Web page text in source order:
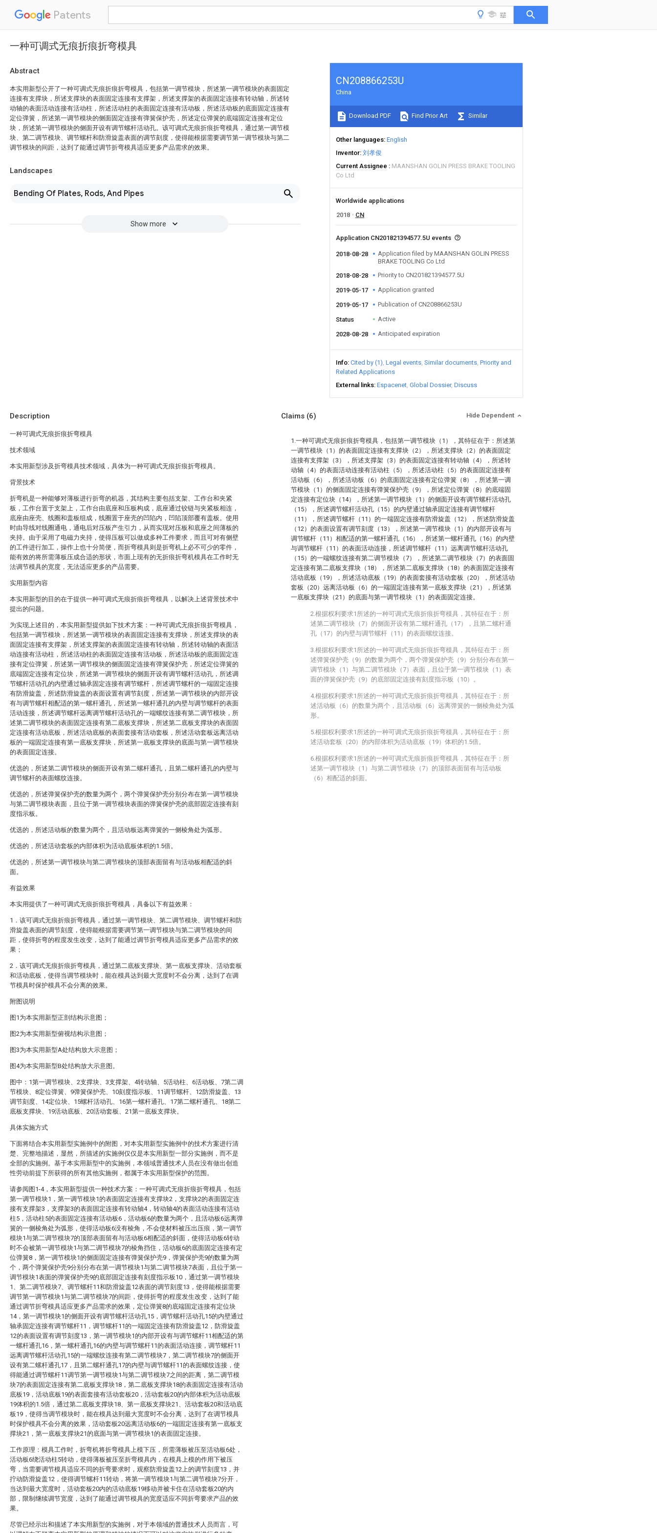
Patents
一种可调式无痕折痕折弯模具
Abstract
本实用新型公开了一种可调式无痕折痕折弯模具，包括第一调节模块，所述第一调节模块的表面固定
连接有支撑块，所述支撑块的表面固定连接有支撑架，所述支撑架的表面固定连接有转动轴，所述转
动轴的表面活动连接有活动柱，所述活动柱的表面固定连接有活动板，所述活动板的底面固定连接有
定位弹簧，所述第一调节模块的侧面固定连接有弹簧保护壳，所述定位弹簧的底端固定连接有定位
块，所述第一调节模块的侧面开设有调节螺杆活动孔。该可调式无痕折痕折弯模具，通过第一调节模
块、第二调节模块、调节螺杆和防滑旋盖表面的调节刻度，使得能根据需要调节第一调节模块与第二
调节模块的间距，达到了能通过调节折弯模具适应更多产品需求的效果。
Landscapes
Bending Of Plates, Rods, And Pipes
Show more
CN208866253U
China
Download PDF Find Prior Art Similar
Other languages English
Inventor 刘孝俊
Current Assignee
MAANSHAN GOLIN PRESS BRAKE TOOLING
Co Ltd
Worldwide applications
2018
CN
Application CN201821394577.5U events
2018-08-28
Application filed by MAANSHAN GOLIN PRESS
BRAKE TOOLING Co Ltd
2018-08-28
Priority to CN201821394577.5U
2019-05-17 Application granted
2019-05-17 Publication of CN208866253U
Status Active
2028-08-28 Anticipated expiration
Info Cited by (1) Legal events Similar documents Priority and
Related Applications
External links Espacenet Global Dossier Discuss
Description
一种可调式无痕折痕折弯模具
技术领域
本实用新型涉及折弯模具技术领域，具体为一种可调式无痕折痕折弯模具。
背景技术
折弯机是一种能够对薄板进行折弯的机器，其结构主要包括支架、工作台和夹紧
板，工作台置于支架上，工作台由底座和压板构成，底座通过铰链与夹紧板相连，
底座由座壳、线圈和盖板组成，线圈置于座壳的凹陷内，凹陷顶部覆有盖板。使用
时由导线对线圈通电，通电后对压板产生引力，从而实现对压板和底座之间薄板的
夹持。由于采用了电磁力夹持，使得压板可以做成多种工件要求，而且可对有侧壁
的工件进行加工，操作上也十分简便，而折弯模具则是折弯机上必不可少的零件，
能有效的将所需薄板压成合适的形状，市面上现有的无折痕折弯机模具在工作时无
法调节模具的宽度，无法适应更多的产品需要。
实用新型内容
本实用新型的目的在于提供一种可调式无痕折痕折弯模具，以解决上述背景技术中
提出的问题。
为实现上述目的，本实用新型提供如下技术方案：一种可调式无痕折痕折弯模具，
包括第一调节模块，所述第一调节模块的表面固定连接有支撑块，所述支撑块的表
面固定连接有支撑架，所述支撑架的表面固定连接有转动轴，所述转动轴的表面活
动连接有活动柱，所述活动柱的表面固定连接有活动板，所述活动板的底面固定连
接有定位弹簧，所述第一调节模块的侧面固定连接有弹簧保护壳，所述定位弹簧的
底端固定连接有定位块，所述第一调节模块的侧面开设有调节螺杆活动孔，所述调
节螺杆活动孔的内壁通过轴承固定连接有调节螺杆，所述调节螺杆的一端固定连接
有防滑旋盖，所述防滑旋盖的表面设置有调节刻度，所述第一调节模块的内部开设
有与调节螺杆相配适的第一螺杆通孔，所述第一螺杆通孔的内壁与调节螺杆的表面
活动连接，所述调节螺杆远离调节螺杆活动孔的一端螺纹连接有第二调节模块，所
述第二调节模块的表面固定连接有第二底板支撑块，所述第二底板支撑块的表面固
定连接有活动底板，所述活动底板的表面套接有活动套板，所述活动套板远离活动
板的一端固定连接有第一底板支撑块，所述第一底板支撑块的底面与第一调节模块
的表面固定连接。
优选的，所述第二调节模块的侧面开设有第二螺杆通孔，且第二螺杆通孔的内壁与
调节螺杆的表面螺纹连接。
优选的，所述弹簧保护壳的数量为两个，两个弹簧保护壳分别分布在第一调节模块
与第二调节模块表面，且位于第一调节模块表面的弹簧保护壳的底部固定连接有刻
度指示板。
优选的，所述活动板的数量为两个，且活动板远离弹簧的一侧棱角处为弧形。
优选的，所述活动套板的内部体积为活动底板体积的1.5倍。
优选的，所述第一调节模块与第二调节模块的顶部表面留有与活动板相配适的斜
面。
有益效果
本实用提供了一种可调式无痕折痕折弯模具，具备以下有益效果：
1．该可调式无痕折痕折弯模具，通过第一调节模块、第二调节模块、调节螺杆和防
滑旋盖表面的调节刻度，使得能根据需要调节第一调节模块与第二调节模块的间
距，使得折弯的程度发生改变，达到了能通过调节折弯模具适应更多产品需求的效
果；
2．该可调式无痕折痕折弯模具，通过第二底板支撑块、第一底板支撑块、活动套板
和活动底板，使得当调节模块时，能在模具达到最大宽度时不会分离，达到了在调
节模具时保护模具不会分离的效果。
附图说明
图1为本实用新型正剖结构示意图；
图2为本实用新型俯视结构示意图；
图3为本实用新型A处结构放大示意图；
图4为本实用新型B处结构放大示意图。
图中：1第一调节模块、2支撑块、3支撑架、4转动轴、5活动柱、6活动板、7第二调
节模块、8定位弹簧、9弹簧保护壳、10刻度指示板、11调节螺杆、12防滑旋盖、13
调节刻度、14定位块、15螺杆活动孔、16第一螺杆通孔、17第二螺杆通孔、18第二
底板支撑块、19活动底板、20活动套板、21第一底板支撑块。
具体实施方式
下面将结合本实用新型实施例中的附图，对本实用新型实施例中的技术方案进行清
楚、完整地描述，显然，所描述的实施例仅仅是本实用新型一部分实施例，而不是
全部的实施例。基于本实用新型中的实施例，本领域普通技术人员在没有做出创造
性劳动前提下所获得的所有其他实施例，都属于本实用新型保护的范围。
请参阅图1-4，本实用新型提供一种技术方案：一种可调式无痕折痕折弯模具，包括
第一调节模块1，第一调节模块1的表面固定连接有支撑块2，支撑块2的表面固定连
接有支撑架3，支撑架3的表面固定连接有转动轴4，转动轴4的表面活动连接有活动
柱5，活动柱5的表面固定连接有活动板6，活动板6的数量为两个，且活动板6远离弹
簧的一侧棱角处为弧形，使得活动板6没有棱角，不会使材料被压出压痕，第一调节
模块1与第二调节模块7的顶部表面留有与活动板6相配适的斜面，使得活动板6转动
时不会被第一调节模块1与第二调节模块7的棱角挡住，活动板6的底面固定连接有定
位弹簧8，第一调节模块1的侧面固定连接有弹簧保护壳9，弹簧保护壳9的数量为两
个，两个弹簧保护壳9分别分布在第一调节模块1与第二调节模块7表面，且位于第一
调节模块1表面的弹簧保护壳9的底部固定连接有刻度指示板10，通过第一调节模块
1、第二调节模块7、调节螺杆11和防滑旋盖12表面的调节刻度13，使得能根据需要
调节第一调节模块1与第二调节模块7的间距，使得折弯的程度发生改变，达到了能
通过调节折弯模具适应更多产品需求的效果，定位弹簧8的底端固定连接有定位块
14，第一调节模块1的侧面开设有调节螺杆活动孔15，调节螺杆活动孔15的内壁通过
轴承固定连接有调节螺杆11，调节螺杆11的一端固定连接有防滑旋盖12，防滑旋盖
12的表面设置有调节刻度13，第一调节模块1的内部开设有与调节螺杆11相配适的第
一螺杆通孔16，第一螺杆通孔16的内壁与调节螺杆11的表面活动连接，调节螺杆11
远离调节螺杆活动孔15的一端螺纹连接有第二调节模块7，第二调节模块7的侧面开
设有第二螺杆通孔17，且第二螺杆通孔17的内壁与调节螺杆11的表面螺纹连接，使
得能通过调节螺杆11调节第一调节模块1与第二调节模块7之间的距离，第二调节模
块7的表面固定连接有第二底板支撑块18，第二底板支撑块18的表面固定连接有活动
底板19，活动底板19的表面套接有活动套板20，活动套板20的内部体积为活动底板
19体积的1.5倍，通过第二底板支撑块18、第一底板支撑块21、活动套板20和活动底
板19，使得当调节模块时，能在模具达到最大宽度时不会分离，达到了在调节模具
时保护模具不会分离的效果，活动套板20远离活动板6的一端固定连接有第一底板支
撑块21，第一底板支撑块21的底面与第一调节模块1的表面固定连接。
工作原理：模具工作时，折弯机将折弯模具上模下压，所需薄板被压至活动板6处，
活动板6绕活动柱5转动，使得薄板被压至折弯模具内，在模具上模的作用下被压
弯，当需要调节模具适应不同的折弯要求时，观察防滑旋盖12上的调节刻度13，并
拧动防滑旋盖12，使得调节螺杆11转动，将第一调节模块1与第二调节模块7分开，
当达到最大宽度时，活动套板20内的活动底板19移动并被卡住在活动套板20的内
部，限制继续调节宽度，达到了能通过调节模具的宽度适应不同折弯要求产品的效
果。
尽管已经示出和描述了本实用新型的实施例，对于本领域的普通技术人员而言，可
Claims (6) Hide Dependent
1.一种可调式无痕折痕折弯模具，包括第一调节模块（1），其特征在于：所述第
一调节模块（1）的表面固定连接有支撑块（2），所述支撑块（2）的表面固定
连接有支撑架（3），所述支撑架（3）的表面固定连接有转动轴（4），所述转
动轴（4）的表面活动连接有活动柱（5），所述活动柱（5）的表面固定连接有
活动板（6），所述活动板（6）的底面固定连接有定位弹簧（8），所述第一调
节模块（1）的侧面固定连接有弹簧保护壳（9），所述定位弹簧（8）的底端固
定连接有定位块（14），所述第一调节模块（1）的侧面开设有调节螺杆活动孔
（15），所述调节螺杆活动孔（15）的内壁通过轴承固定连接有调节螺杆
（11），所述调节螺杆（11）的一端固定连接有防滑旋盖（12），所述防滑旋盖
（12）的表面设置有调节刻度（13），所述第一调节模块（1）的内部开设有与
调节螺杆（11）相配适的第一螺杆通孔（16），所述第一螺杆通孔（16）的内壁
与调节螺杆（11）的表面活动连接，所述调节螺杆（11）远离调节螺杆活动孔
（15）的一端螺纹连接有第二调节模块（7），所述第二调节模块（7）的表面固
定连接有第二底板支撑块（18），所述第二底板支撑块（18）的表面固定连接有
活动底板（19），所述活动底板（19）的表面套接有活动套板（20），所述活动
套板（20）远离活动板（6）的一端固定连接有第一底板支撑块（21），所述第
一底板支撑块（21）的底面与第一调节模块（1）的表面固定连接。
2.根据权利要求1所述的一种可调式无痕折痕折弯模具，其特征在于：所
述第二调节模块（7）的侧面开设有第二螺杆通孔（17），且第二螺杆通
孔（17）的内壁与调节螺杆（11）的表面螺纹连接。
3.根据权利要求1所述的一种可调式无痕折痕折弯模具，其特征在于：所
述弹簧保护壳（9）的数量为两个，两个弹簧保护壳（9）分别分布在第一
调节模块（1）与第二调节模块（7）表面，且位于第一调节模块（1）表
面的弹簧保护壳（9）的底部固定连接有刻度指示板（10）。
4.根据权利要求1所述的一种可调式无痕折痕折弯模具，其特征在于：所
述活动板（6）的数量为两个，且活动板（6）远离弹簧的一侧棱角处为弧
形。
5.根据权利要求1所述的一种可调式无痕折痕折弯模具，其特征在于：所
述活动套板（20）的内部体积为活动底板（19）体积的1.5倍。
6.根据权利要求1所述的一种可调式无痕折痕折弯模具，其特征在于：所
述第一调节模块（1）与第二调节模块（7）的顶部表面留有与活动板
（6）相配适的斜面。